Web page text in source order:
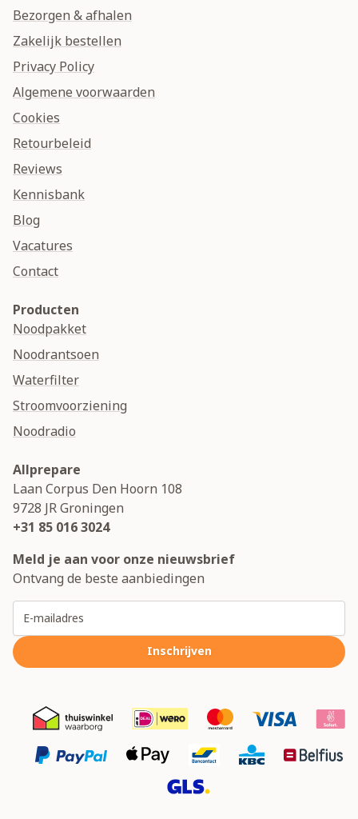
Bezorgen & afhalen
Zakelijk bestellen
Privacy Policy
Algemene voorwaarden
Cookies
Retourbeleid
Reviews
Kennisbank
Blog
Vacatures
Contact
Producten
Noodpakket
Noodrantsoen
Waterfilter
Stroomvoorziening
Noodradio
Allprepare
Laan Corpus Den Hoorn 108
9728 JRGroningen
+31 85 016 3024
Meld je aan voor onze nieuwsbrief
Ontvang de beste aanbiedingen
Inschrijven